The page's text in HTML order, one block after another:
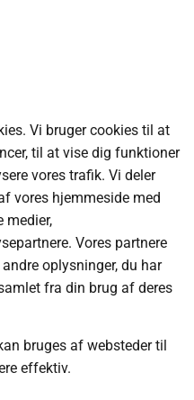
Vi bruger cookies til at
til at vise dig funktioner
vores trafik. Vi deler
vores hjemmeside med
medier,
Vores partnere
oplysninger, du har
fra din brug af deres
bruges af websteder til
effektiv.